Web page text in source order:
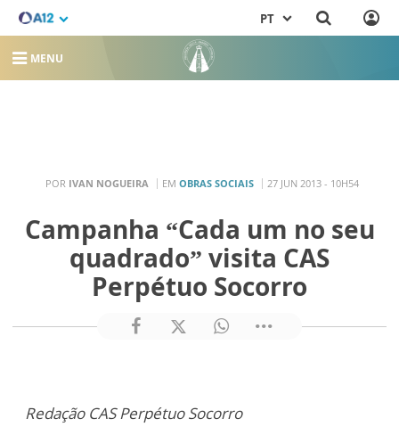
PT
MENU
POR IVAN NOGUEIRA EM OBRAS SOCIAIS 27 JUN 2013 - 10H54
Campanha “Cada um no seu
quadrado” visita CAS
Perpétuo Socorro
Redação CAS Perpétuo Socorro